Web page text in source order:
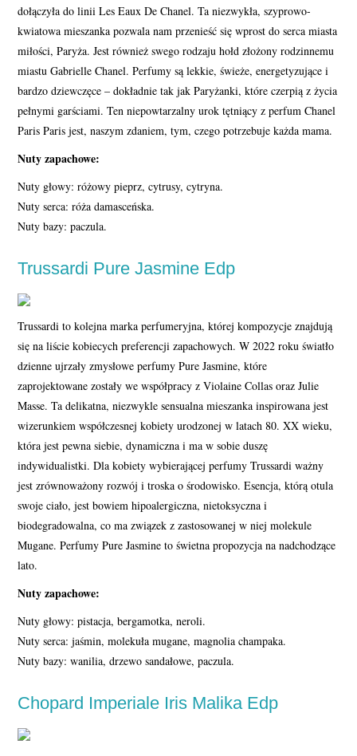
dołączyła do linii Les Eaux De Chanel. Ta niezwykła, szyprowo-
kwiatowa mieszanka pozwala nam przenieść się wprost do serca miasta
miłości, Paryża. Jest również swego rodzaju hołd złożony rodzinnemu
miastu Gabrielle Chanel. Perfumy są lekkie, świeże, energetyzujące i
bardzo dziewczęce – dokładnie tak jak Paryżanki, które czerpią z życia
pełnymi garściami. Ten niepowtarzalny urok tętniący z perfum Chanel
Paris Paris jest, naszym zdaniem, tym, czego potrzebuje każda mama.
Nuty zapachowe:
Nuty głowy: różowy pieprz, cytrusy, cytryna.
Nuty serca: róża damasceńska.
Nuty bazy: paczula.
Trussardi Pure Jasmine Edp
Trussardi to kolejna marka perfumeryjna, której kompozycje znajdują
się na liście kobiecych preferencji zapachowych. W 2022 roku światło
dzienne ujrzały zmysłowe perfumy Pure Jasmine, które
zaprojektowane zostały we współpracy z Violaine Collas oraz Julie
Masse. Ta delikatna, niezwykle sensualna mieszanka inspirowana jest
wizerunkiem współczesnej kobiety urodzonej w latach 80. XX wieku,
która jest pewna siebie, dynamiczna i ma w sobie duszę
indywidualistki. Dla kobiety wybierającej perfumy Trussardi ważny
jest zrównoważony rozwój i troska o środowisko. Esencja, którą otula
swoje ciało, jest bowiem hipoalergiczna, nietoksyczna i
biodegradowalna, co ma związek z zastosowanej w niej molekule
Mugane. Perfumy Pure Jasmine to świetna propozycja na nadchodzące
lato.
Nuty zapachowe:
Nuty głowy: pistacja, bergamotka, neroli.
Nuty serca: jaśmin, molekuła mugane, magnolia champaka.
Nuty bazy: wanilia, drzewo sandałowe, paczula.
Chopard Imperiale Iris Malika Edp